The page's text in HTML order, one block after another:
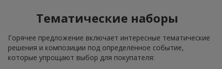
Тематические наборы
Горячее предложение включает интересные тематические
решения и композиции под определённое событие,
которые упрощают выбор для покупателя: